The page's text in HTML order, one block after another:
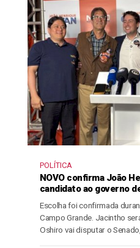
POLÍTICA
NOVO confirma João
candidato ao governo
Escolha foi confirmada
Campo Grande. Jacintho
Oshiro vai disputar o